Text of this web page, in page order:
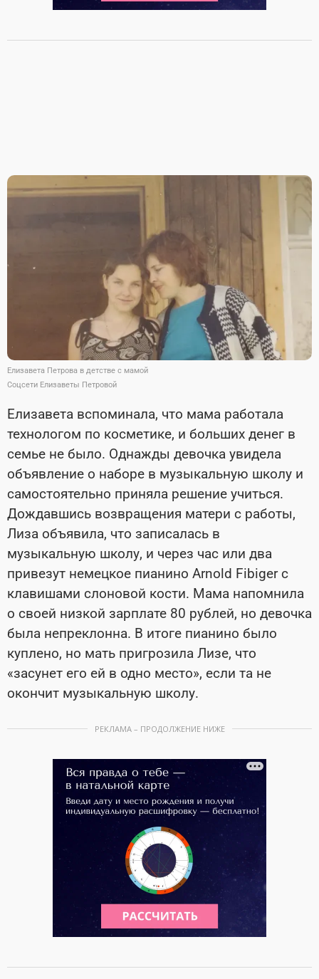
Елизавета Петрова в детстве с мамой
Соцсети Елизаветы Петровой
Елизавета вспоминала, что мама работала
технологом по косметике, и больших денег в
семье не было. Однажды девочка увидела
объявление о наборе в музыкальную школу и
самостоятельно приняла решение учиться.
Дождавшись возвращения матери с работы,
Лиза объявила, что записалась в
музыкальную школу, и через час или два
привезут немецкое пианино Arnold Fibiger с
клавишами слоновой кости. Мама напомнила
о своей низкой зарплате 80 рублей, но девочка
была непреклонна. В итоге пианино было
куплено, но мать пригрозила Лизе, что
«засунет его ей в одно место», если та не
окончит музыкальную школу.
РЕКЛАМА – ПРОДОЛЖЕНИЕ НИЖЕ